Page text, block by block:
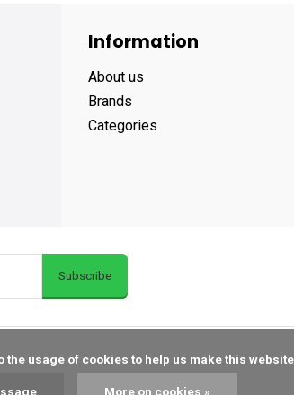
Information
About us
Brands
Categories
Subscribe
More on cookies »